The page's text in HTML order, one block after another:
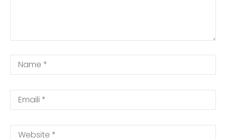
049 660 103
045 899 099 (viber)